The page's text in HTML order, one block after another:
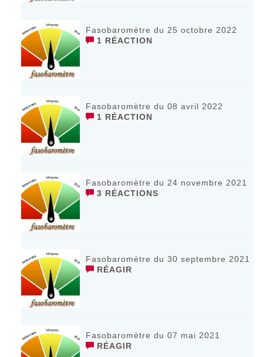
Fasobaromètre du 25 octobre 2022
1 RÉACTION
Fasobaromètre du 08 avril 2022
1 RÉACTION
Fasobaromètre du 24 novembre 2021
3 RÉACTIONS
Fasobaromètre du 30 septembre 2021
RÉAGIR
Fasobaromètre du 07 mai 2021
RÉAGIR